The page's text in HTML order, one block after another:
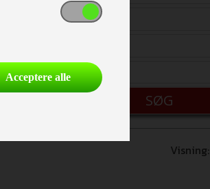
SØG
Visning:
Acceptere alle